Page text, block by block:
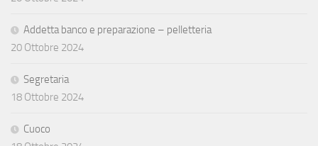
Addetta banco e preparazione – pelletteria
20 Ottobre 2024
Segretaria
18 Ottobre 2024
Cuoco